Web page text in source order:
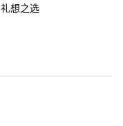
礼想之选